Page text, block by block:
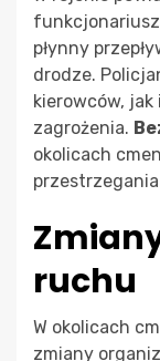
płynny
drodze.
kierowców,
zagrożenia.
okolicach
ruchu
W okolicach
zmiany